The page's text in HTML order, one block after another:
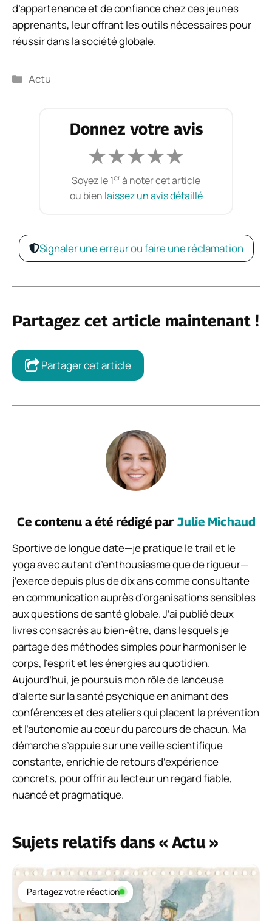
d’appartenance et de confiance chez ces jeunes
apprenants, leur offrant les outils nécessaires pour
réussir dans la société globale.
Catégories
Actu
Donnez votre avis
★★★★★
Soyez le 1erà noter cet article
ou bien laissez un avis détaillé
Signaler une erreur ou faire une réclamation
Partagez cet article maintenant !
Partager cet article
Ce contenu a été rédigé par Julie Michaud
Sportive de longue date—je pratique le trail et le
yoga avec autant d’enthousiasme que de rigueur—
j’exerce depuis plus de dix ans comme consultante
en communication auprès d’organisations sensibles
aux questions de santé globale. J’ai publié deux
livres consacrés au bien-être, dans lesquels je
partage des méthodes simples pour harmoniser le
corps, l’esprit et les énergies au quotidien.
Aujourd’hui, je poursuis mon rôle de lanceuse
d’alerte sur la santé psychique en animant des
conférences et des ateliers qui placent la prévention
et l’autonomie au cœur du parcours de chacun. Ma
démarche s’appuie sur une veille scientifique
constante, enrichie de retours d’expérience
concrets, pour offrir au lecteur un regard fiable,
nuancé et pragmatique.
Sujets relatifs dans « Actu »
Partagez votre réaction